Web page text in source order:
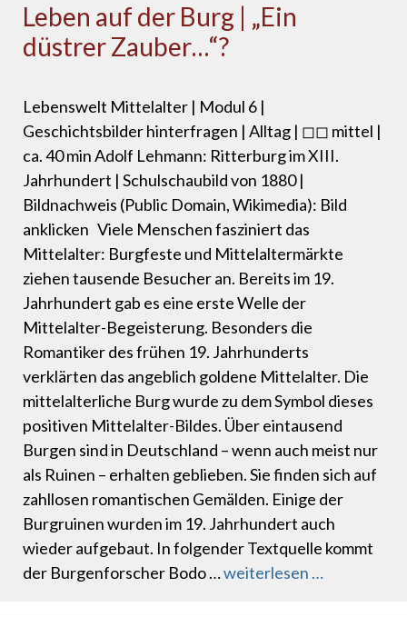
Leben auf der Burg | „Ein
düstrer Zauber…“?
Lebenswelt Mittelalter | Modul 6 |
Geschichtsbilder hinterfragen | Alltag | ◻◻ mittel |
ca. 40 min Adolf Lehmann: Ritterburg im XIII.
Jahrhundert | Schulschaubild von 1880 |
Bildnachweis (Public Domain, Wikimedia): Bild
anklicken Viele Menschen fasziniert das
Mittelalter: Burgfeste und Mittelaltermärkte
ziehen tausende Besucher an. Bereits im 19.
Jahrhundert gab es eine erste Welle der
Mittelalter-Begeisterung. Besonders die
Romantiker des frühen 19. Jahrhunderts
verklärten das angeblich goldene Mittelalter. Die
mittelalterliche Burg wurde zu dem Symbol dieses
positiven Mittelalter-Bildes. Über eintausend
Burgen sind in Deutschland – wenn auch meist nur
als Ruinen – erhalten geblieben. Sie finden sich auf
zahllosen romantischen Gemälden. Einige der
Burgruinen wurden im 19. Jahrhundert auch
wieder aufgebaut. In folgender Textquelle kommt
der Burgenforscher Bodo …weiterlesen …